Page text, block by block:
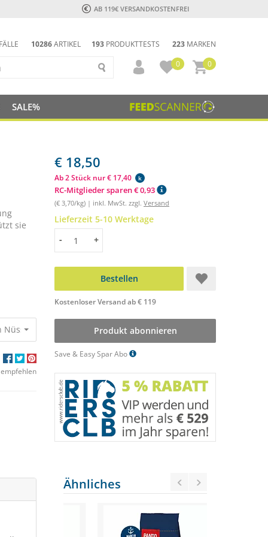
AB 119€ VERSANDKOSTENFREI
193 PRODUKTTESTS 223 MARKEN
10286ARTIKEL
0
0
SALE%
sie
18,50 €
€ 18,50
Ab 2 Stück nur € 17,40 k
RC-Mitglieder sparen € 0,93
(€ 3,70/kg) | inkl. MwSt. zzgl. Versand
Lieferzeit 5-10 Werktage
Menge
- +
Bestellen
Kostenloser Versand ab € 119
Produkt abonnieren
Save & Easy Spar Abo
Ähnliches